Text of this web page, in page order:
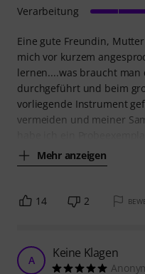
Eine gute Freundin,
mich vor kurzem
lernen....was braucht man
durchgeführt und beim
vorliegende Instrument
vermeiden und meiner
Mehr anzeigen
Verarbeitung
14 2
A Keine Klagen